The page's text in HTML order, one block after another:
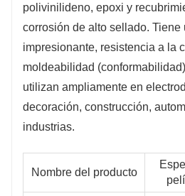
polivinilideno, epoxi y
corrosión de alto sellado. Tiene
impresionante, resistencia a la
moldeabilidad
utilizan ampliamente en
decoración, construcción,
industrias.
Nombre del producto